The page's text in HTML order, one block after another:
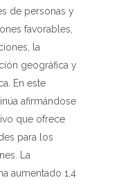
de personas y
favorables,
la
geográfica y
En este
afirmándose
que ofrece
para los
La
aumentado 1,4